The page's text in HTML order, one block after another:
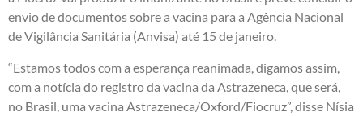
envio de documentos sobre a vacina para a Agência Nacional
de Vigilância Sanitária (Anvisa) até 15 de janeiro.
“Estamos todos com a esperança reanimada, digamos assim,
com a notícia do registro da vacina da Astrazeneca, que será,
no Brasil, uma vacina Astrazeneca/Oxford/Fiocruz”, disse Nísia